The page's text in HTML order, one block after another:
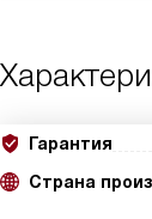
Гарантия
Страна